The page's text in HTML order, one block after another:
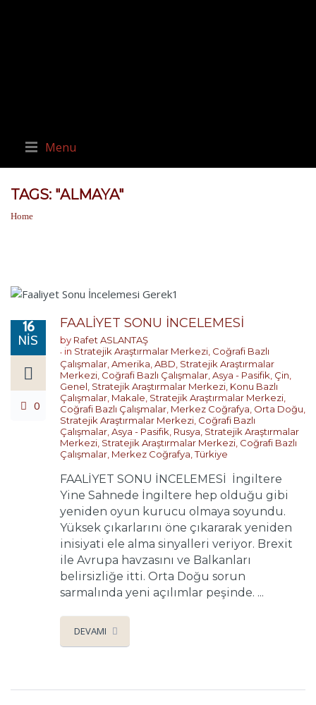
Menu
TAGS: "ALMAYA"
Home
16
NIS
0
FAALİYET SONU İNCELEMESİ
by Rafet ASLANTAŞ
in Stratejik Araştırmalar Merkezi, Coğrafi Bazlı
Çalışmalar,Amerika,ABD, Stratejik Araştırmalar
Merkezi, Coğrafi Bazlı Çalışmalar,Asya - Pasifik, Çin,
Genel, Stratejik Araştırmalar Merkezi, Konu Bazlı
Çalışmalar, Makale, Stratejik Araştırmalar Merkezi,
Coğrafi Bazlı Çalışmalar, Merkez Coğrafya, Orta Doğu,
Stratejik Araştırmalar Merkezi, Coğrafi Bazlı
Çalışmalar,Asya - Pasifik, Rusya, Stratejik Araştırmalar
Merkezi, Stratejik Araştırmalar Merkezi, Coğrafi Bazlı
Çalışmalar, Merkez Coğrafya,Türkiye
FAALİYET SONU İNCELEMESİ İngiltere
Yine Sahnede İngiltere hep olduğu gibi
yeniden oyun kurucu olmaya soyundu.
Yüksek çıkarlarını öne çıkararak yeniden
inisiyati ele alma sinyalleri veriyor. Brexit
ile Avrupa havzasını ve Balkanları
belirsizliğe itti. Orta Doğu sorun
sarmalında yeni açılımlar peşinde. ...
DEVAMI